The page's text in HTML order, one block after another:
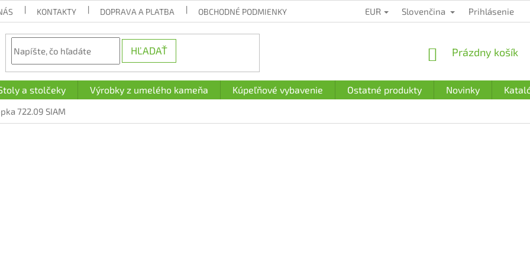
KONTAKTY DOPRAVA A PLATBA OBCHODNÉ PODMIENKY ZÁRUČNÉ PODMIENKY PODMIENKY OCHRANY
EUR Slovenčina Prihlásenie
HĽADAŤ
NÁKUPNÝ
Prázdny košík
a stolčeky Výrobky z umelého kameňa Kúpeľňové vybavenie Ostatné produkty Novinky
722.09 SIAM